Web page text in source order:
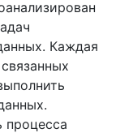
Каждая
процесса